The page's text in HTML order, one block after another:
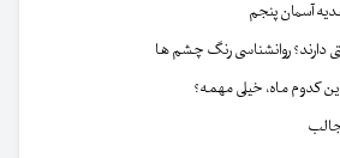
آسمان پنجم
روانشناسی رنگ چشم ها
کدوم ماه، خیلی مهمه؟
جالب